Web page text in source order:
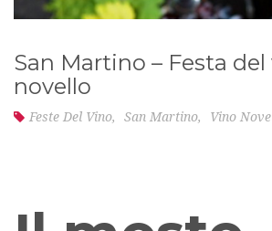
San Martino – Festa
novello
Feste Del Vino, San Martino,
Vino